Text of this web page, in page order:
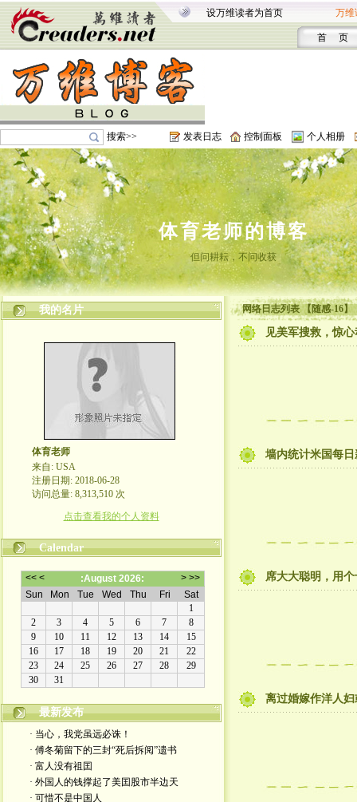
设万维读者为首页 万维
首 页
搜索>> 发表日志 控制面板 个人相册
体育老师的博客
但问耕耘，不问收获
我的名片
体育老师
来自: USA
注册日期: 2018-06-28
访问总量: 8,313,510 次
点击查看我的个人资料
Calendar
最新发布
· 当心，我党虽远必诛！
· 傅冬菊留下的三封“死后拆阅”遗书
· 富人没有祖囯
· 外国人的钱撑起了美囯股市半边天
· 可惜不是中国人
网络日志列表 【随感-16】
见美军搜救，惊
墙内统计米国每
席大大聪明，用
离过婚嫁作洋人